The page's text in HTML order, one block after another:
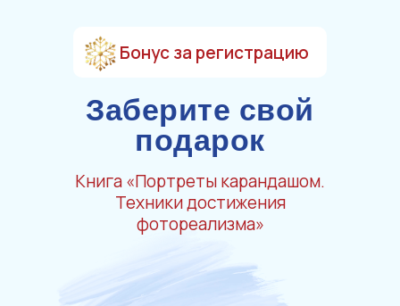
Заберите свой
подарок
Бонус за регистрацию
Книга «Портреты карандашом.
Техники достижения
фотореализма»